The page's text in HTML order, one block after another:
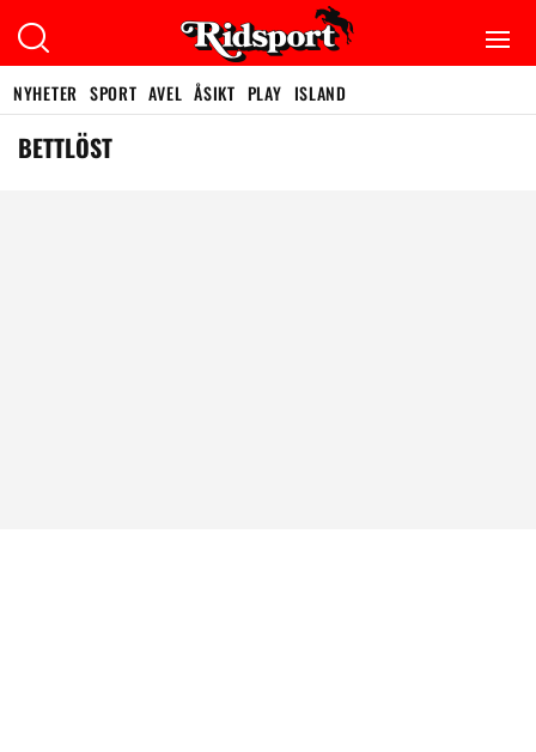
NYHETER SPORT AVEL ÅSIKT PLAY ISLAND
BETTLÖST